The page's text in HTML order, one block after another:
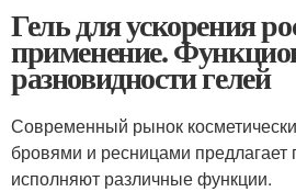
Гель для ускорения
применение.
разновидности гелей
Современный рынок
бровями и ресницами предлагает
исполняют различные функции.